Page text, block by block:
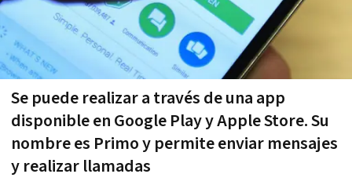
Se puede realizar a través de una app
disponible en Google Play y Apple Store. Su
nombre es Primo y permite enviar mensajes
y realizar llamadas